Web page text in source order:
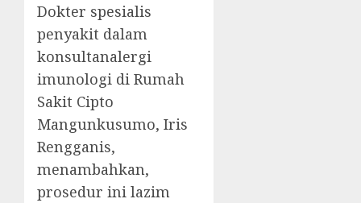
Dokter spesialis
penyakit dalam
konsultanalergi
imunologi di Rumah
Sakit Cipto
Mangunkusumo, Iris
Rengganis,
menambahkan,
prosedur ini lazim